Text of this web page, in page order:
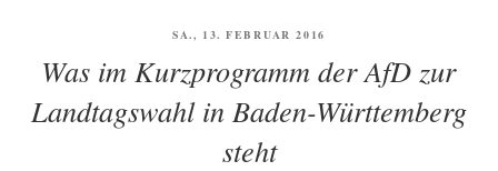
VERÖFFENTLICHT
SA., 13. FEBRUAR 2016
Was im Kurzprogramm der AfD zur
Landtagswahl in Baden-Württemberg
steht